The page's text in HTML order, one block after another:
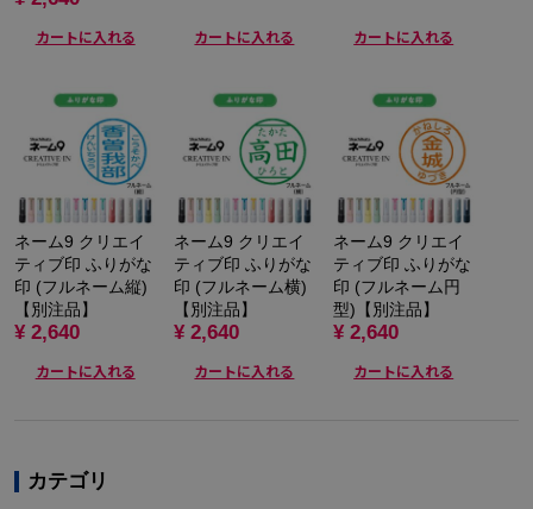
カートに入れる カートに入れる カートに入れる
ネーム9 クリエイ
ティブ印 ふりがな
印 (フルネーム縦)
【別注品】
¥ 2,640
カートに入れる
ネーム9 クリエイ
ティブ印 ふりがな
印 (フルネーム横)
【別注品】
¥ 2,640
カートに入れる
ネーム9 クリエイ
ティブ印 ふりがな
印 (フルネーム円
型)【別注品】
¥ 2,640
カートに入れる
カテゴリ